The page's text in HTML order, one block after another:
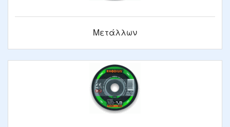
Μετάλλων